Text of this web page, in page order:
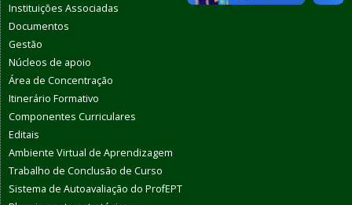
Instituições Associadas
Documentos
Gestão
Núcleos de apoio
Área de Concentração
Itinerário Formativo
Componentes Curriculares
Editais
Ambiente Virtual de Aprendizagem
Trabalho de Conclusão de Curso
Sistema de Autoavaliação do ProfEPT